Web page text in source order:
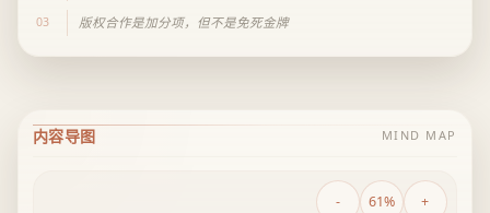
03 版权合作是加分项，但不是免死金牌
内容导图 MIND MAP
- 61% +